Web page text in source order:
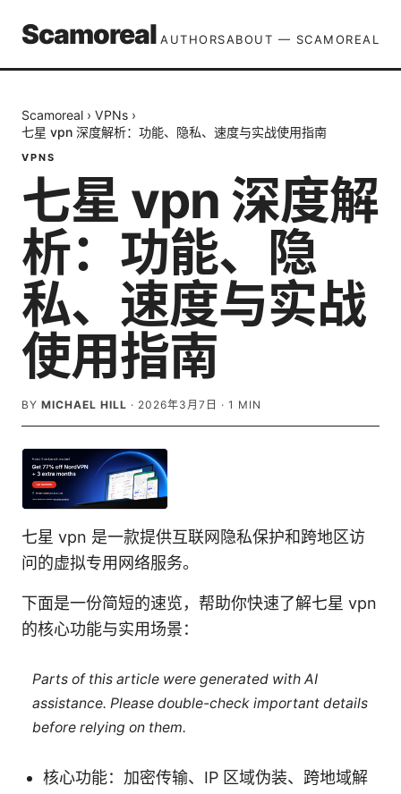
Scamoreal AUTHORSABOUT — SCAMOREAL
Scamoreal › VPNs ›
七星 vpn 深度解析：功能、隐私、速度与实战使用指南
VPNS
七星 vpn 深度解
析：功能、隐
私、速度与实战
使用指南
BY MICHAEL HILL · 2026年3月7日 · 1 MIN
七星 vpn 是一款提供互联网隐私保护和跨地区访
问的虚拟专用网络服务。
下面是一份简短的速览，帮助你快速了解七星 vpn
的核心功能与实用场景：
Parts of this article were generated with AI
assistance. Please double-check important details
before relying on them.
核心功能：加密传输、IP 区域伪装、跨地域解